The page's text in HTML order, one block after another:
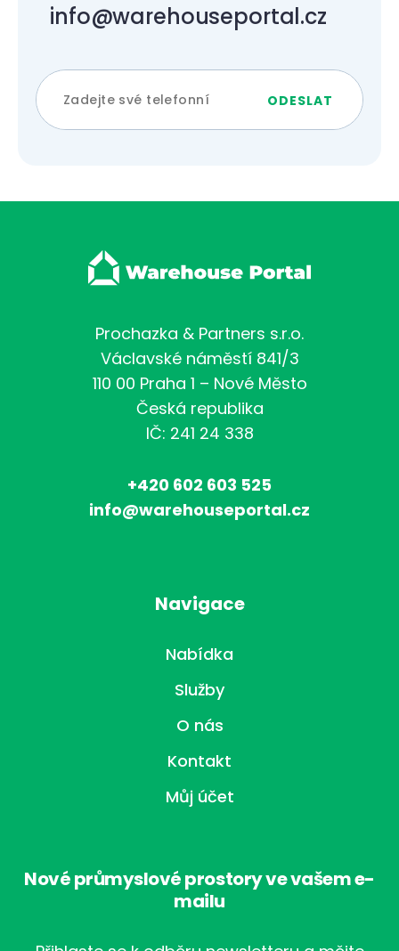
info@warehouseportal.cz
Prochazka & Partners s.r.o.
Václavské náměstí 841/3
110 00 Praha 1 – Nové Město
Česká republika
IČ: 241 24 338
+420 602 603 525
info@warehouseportal.cz
Navigace
Nabídka
Služby
O nás
Kontakt
Můj účet
Nové průmyslové prostory ve vašem e-
mailu